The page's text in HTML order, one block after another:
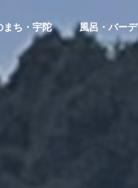
まち・宇陀 風呂・バーデ